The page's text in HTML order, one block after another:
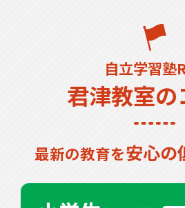
自立学習塾
君津教室の
最新の教育を安心の